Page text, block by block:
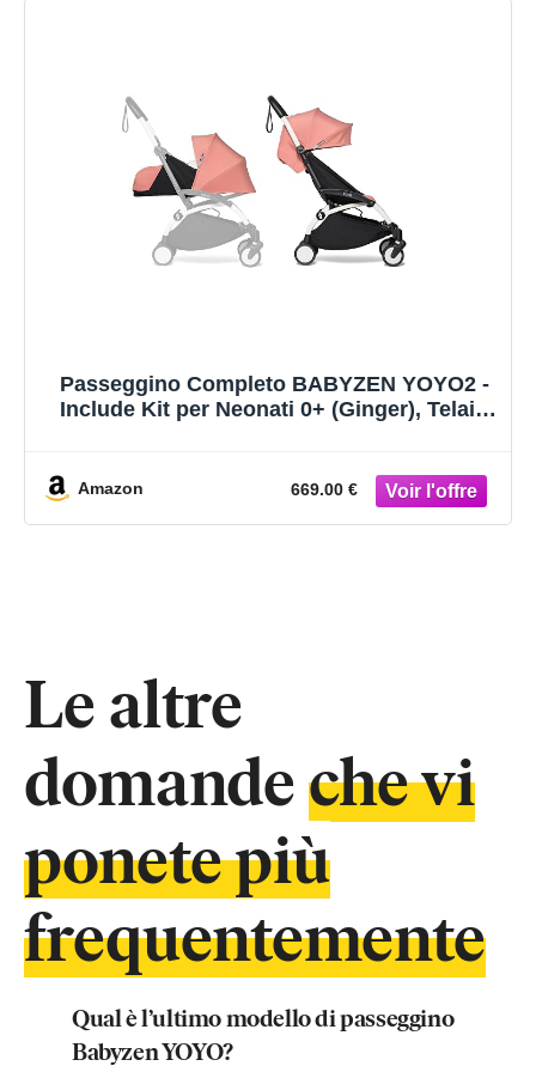
Passeggino Completo BABYZEN YOYO2 -
Include Kit per Neonati 0+ (Ginger), Telaio
Amazon 669.00 €
Le altre
domandeche vi
ponete più
frequentemente
Qual è l’ultimo modello di passeggino
Babyzen YOYO?